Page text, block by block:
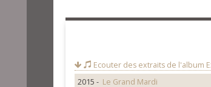
Ecouter des extraits de l'album
2015 - Le Grand Mardi